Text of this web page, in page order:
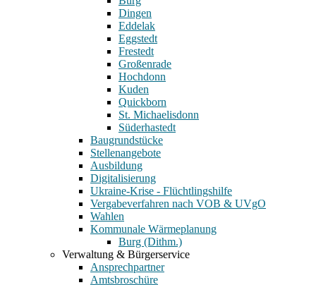
Dingen
Eddelak
Eggstedt
Frestedt
Großenrade
Hochdonn
Kuden
Quickborn
St. Michaelisdonn
Süderhastedt
Baugrundstücke
Stellenangebote
Ausbildung
Digitalisierung
Ukraine-Krise - Flüchtlingshilfe
Vergabeverfahren nach VOB & UVgO
Wahlen
Kommunale Wärmeplanung
Burg (Dithm.)
Verwaltung & Bürgerservice
Ansprechpartner
Amtsbroschüre